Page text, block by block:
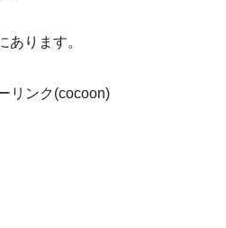
あります。
リンク(cocoon)